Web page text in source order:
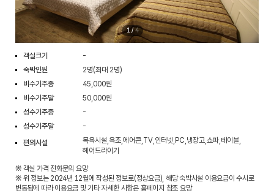
1/4
객실크기
-
숙박인원
2명(최대 2명)
비수기주중
45,000원
비수기주말
50,000원
성수기주중
-
성수기주말
-
편의시설
목욕시설,욕조,에어콘,TV,인터넷,PC,냉장고,쇼파,테이블,
헤어드라이기
※ 객실 가격 전화문의 요망
※ 위 정보는 2024년 12월에 작성된 정보로(정상요금), 해당 숙박시설 이용요금이 수시로
변동됨에 따라 이용요금 및 기타 자세한 사항은 홈페이지 참조 요망